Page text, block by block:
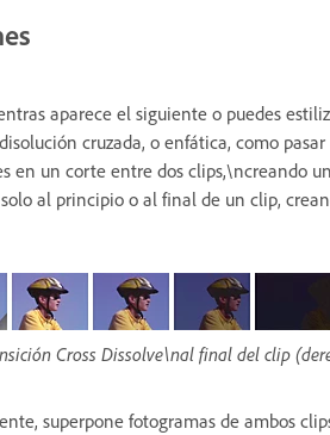
aparece el siguiente o puedes
cruzada, o enfática, como
en un corte entre dos clips,\ncreando
al principio o al final de un clip,
Cross Dissolve\nal final del clip
superpone fotogramas de ambos